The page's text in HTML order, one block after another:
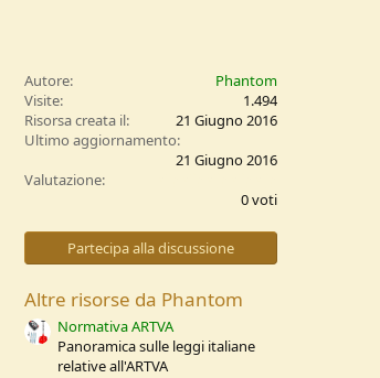
Autore
Phantom
Visite
1.494
Risorsa creata il
21 Giugno 2016
Ultimo aggiornamento
21 Giugno 2016
Valutazione
,
0
0
t
0 voti
Partecipa alla discussione
Altre risorse da Phantom
Normativa ARTVA
Panoramica sulle leggi italiane
relative all'ARTVA